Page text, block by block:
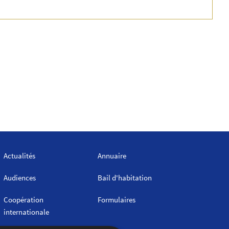
Actualités Annuaire
Audiences Bail d'habitation
Coopération
internationale
Formulaires